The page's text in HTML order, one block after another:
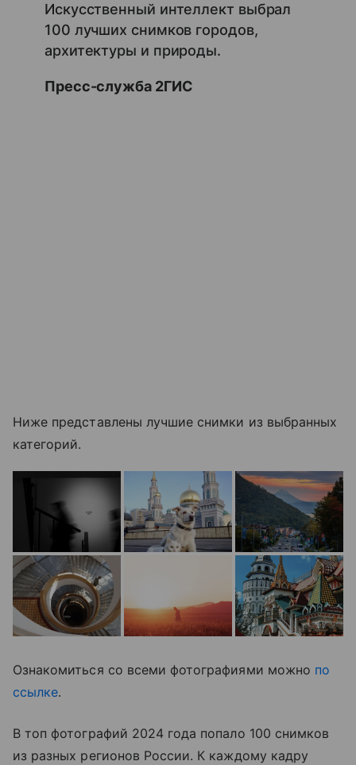
Искусственный интеллект выбрал
100 лучших снимков городов,
архитектуры и природы.
Пресс-служба 2ГИС
Ниже представлены лучшие снимки из выбранных
категорий.
Ознакомиться со всеми фотографиями можно по
ссылке.
В топ фотографий 2024 года попало 100 снимков
из разных регионов России. К каждому кадру